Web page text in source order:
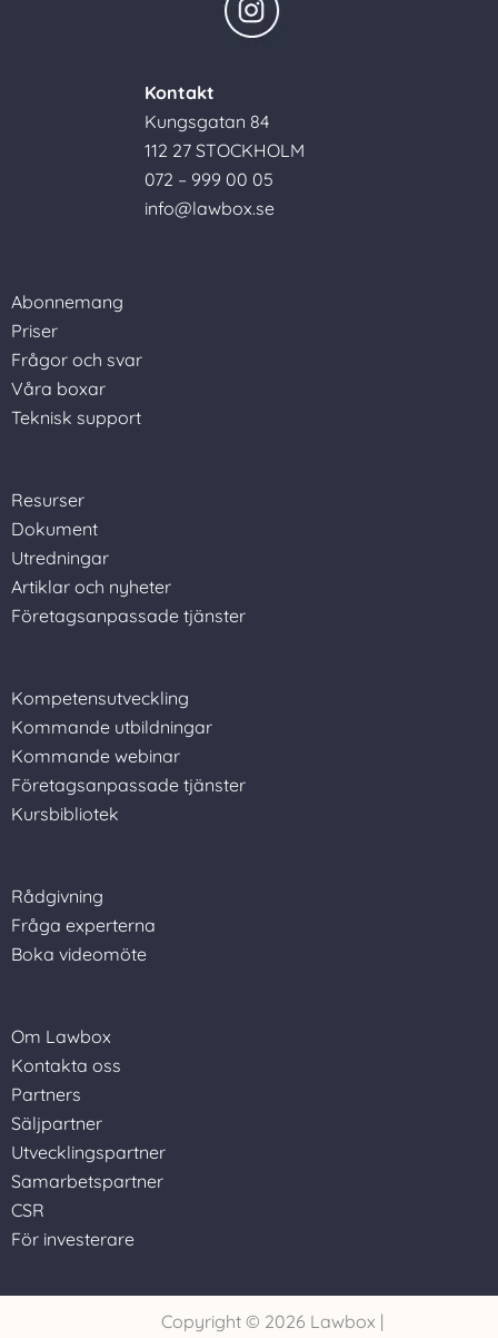
Kontakt
Kungsgatan 84
112 27 STOCKHOLM
072 – 999 00 05
info@lawbox.se
Abonnemang
Priser
Frågor och svar
Våra boxar
Teknisk support
Resurser
Dokument
Utredningar
Artiklar och nyheter
Företagsanpassade tjänster
Kompetensutveckling
Kommande utbildningar
Kommande webinar
Företagsanpassade tjänster
Kursbibliotek
Rådgivning
Fråga experterna
Boka videomöte
Om Lawbox
Kontakta oss
Partners
Säljpartner
Utvecklingspartner
Samarbetspartner
CSR
För investerare
Copyright © 2026 Lawbox |